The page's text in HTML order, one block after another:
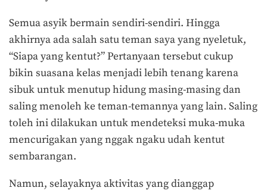
Semua asyik bermain sendiri-sendiri. Hingga
akhirnya ada salah satu teman saya yang nyeletuk,
“Siapa yang kentut?” Pertanyaan tersebut cukup
bikin suasana kelas menjadi lebih tenang karena
sibuk untuk menutup hidung masing-masing dan
saling menoleh ke teman-temannya yang lain. Saling
toleh ini dilakukan untuk mendeteksi muka-muka
mencurigakan yang nggak ngaku udah kentut
sembarangan.
Namun, selayaknya aktivitas yang dianggap